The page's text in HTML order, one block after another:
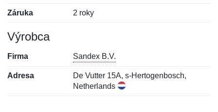
Záruka 2 roky
Výrobca
Firma Sandex B.V.
Adresa
De Vutter 15A, s-Hertogenbosch,
Netherlands